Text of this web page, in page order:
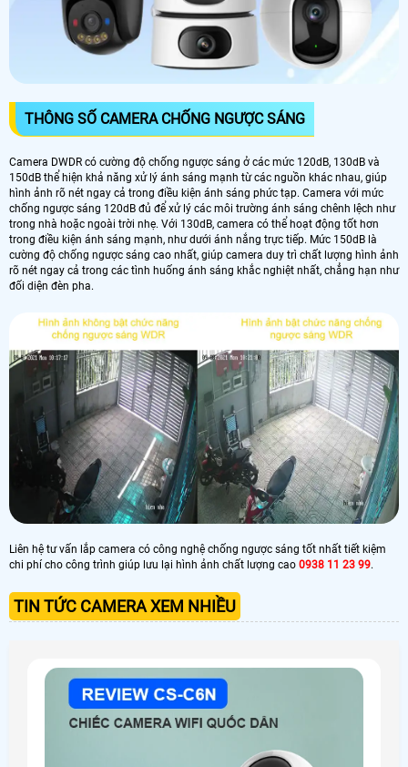
THÔNG SỐ CAMERA CHỐNG NGƯỢC SÁNG
Camera DWDR có cường độ chống ngược sáng ở các mức 120dB, 130dB và
150dB thể hiện khả năng xử lý ánh sáng mạnh từ các nguồn khác nhau, giúp
hình ảnh rõ nét ngay cả trong điều kiện ánh sáng phức tạp. Camera với mức
chống ngược sáng 120dB đủ để xử lý các môi trường ánh sáng chênh lệch như
trong nhà hoặc ngoài trời nhẹ. Với 130dB, camera có thể hoạt động tốt hơn
trong điều kiện ánh sáng mạnh, như dưới ánh nắng trực tiếp. Mức 150dB là
cường độ chống ngược sáng cao nhất, giúp camera duy trì chất lượng hình ảnh
rõ nét ngay cả trong các tình huống ánh sáng khắc nghiệt nhất, chẳng hạn như
đối diện đèn pha.
Liên hệ tư vấn lắp camera có công nghệ chống ngược sáng tốt nhất tiết kiệm
chi phí cho công trình giúp lưu lại hình ảnh chất lượng cao 0938 11 23 99.
TIN TỨC CAMERA XEM NHIỀU